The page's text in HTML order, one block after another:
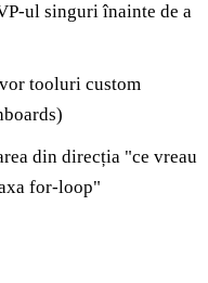
ul singuri înainte de a
tooluri custom
din direcția "ce vreau
for-loop"